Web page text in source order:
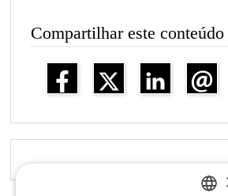
Compartilhar este conteúdo